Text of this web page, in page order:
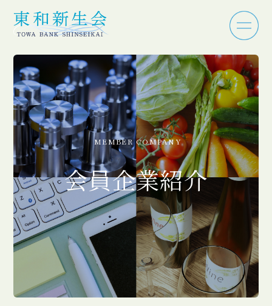
MEMBER COMPANY
会員企業紹介